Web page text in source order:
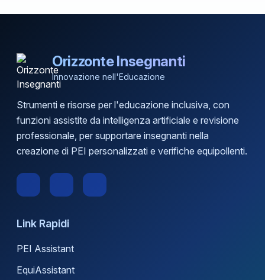
Orizzonte Insegnanti
Innovazione nell'Educazione
Strumenti e risorse per l'educazione inclusiva, con
funzioni assistite da intelligenza artificiale e revisione
professionale, per supportare insegnanti nella
creazione di PEI personalizzati e verifiche equipollenti.
Link Rapidi
PEI Assistant
EquiAssistant